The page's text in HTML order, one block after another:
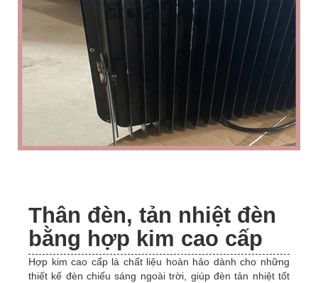
Thân đèn, tản nhiệt đèn
bằng hợp kim cao cấp
Hợp kim cao cấp là chất liệu hoàn hảo dành cho những
thiết kế đèn chiếu sáng ngoài trời, giúp đèn tản nhiệt tốt